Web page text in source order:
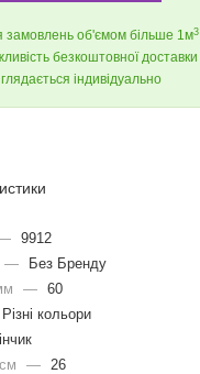
замовлень об'ємом більше 1м3
безкоштовної доставки
індивідуально
9912
—
Без Бренду
— 60
Різні кольори
—
26